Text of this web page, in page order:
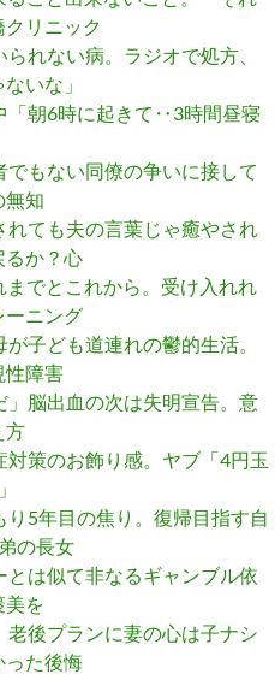
リニック
れない病。ラジオで処方、
いな」
「朝6時に起きて‥3時間昼寝
でもない同僚の争いに接して
無知
れても夫の言葉じゃ癒やされ
るか？心
までとこれから。受け入れれ
ーニング
子ども道連れの鬱的生活。
性障害
」脳出血の次は失明宣告。意
方
対策のお飾り感。ヤブ「4円玉
り5年目の焦り。復帰目指す自
の長女
とは似て非なるギャンブル依
美を
老後プランに妻の心は子ナシ
った後悔